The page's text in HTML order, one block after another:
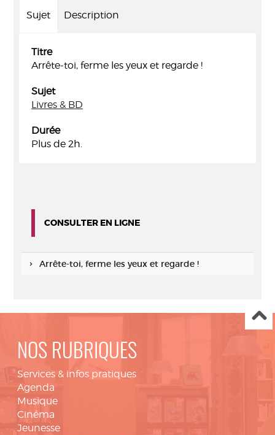
Sujet Description
Titre
Arrête-toi, ferme les yeux et regarde !
Sujet
Livres & BD
Durée
Plus de 2h.
CONSULTER EN LIGNE
Arrête-toi, ferme les yeux et regarde !
NOS RUBRIQUES
Services & infos pratiques
Agenda
Musique
Cinéma
Jeunesse